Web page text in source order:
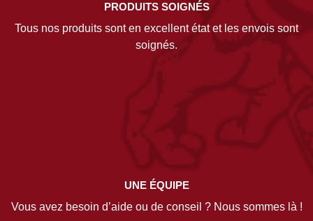
PRODUITS SOIGNÉS
Tous nos produits sont en excellent état et les envois sont
soignés.
UNE ÉQUIPE
Vous avez besoin d’aide ou de conseil ? Nous sommes là !